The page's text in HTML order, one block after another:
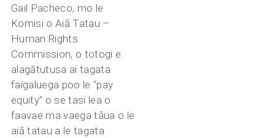
Gail Pacheco, mo le
Komisi o Aiā Tatau –
Human Rights
Commission, o totogi e
alagātutusa ai tagata
faigaluega poo le “pay
equity” o se tasi lea o
faavae ma vaega tãua o le
aiā tatau a le tagata